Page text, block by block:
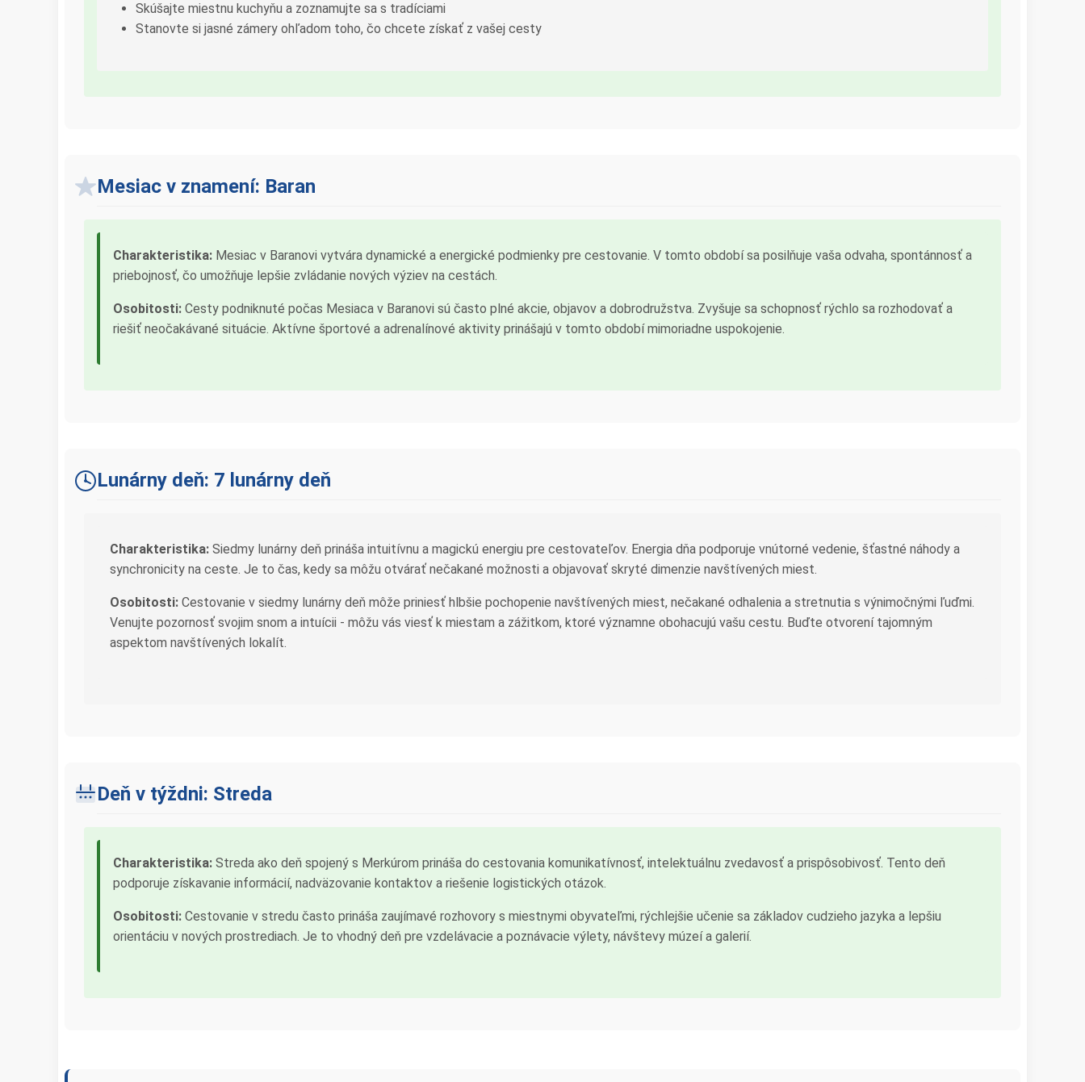
Skúšajte miestnu kuchyňu a zoznamujte sa s tradíciami
Stanovte si jasné zámery ohľadom toho, čo chcete získať z vašej cesty
Mesiac v znamení: Baran
Charakteristika: Mesiac v Baranovi vytvára dynamické a energické podmienky pre cestovanie. V tomto období sa posilňuje vaša odvaha, spontánnosť a
priebojnosť, čo umožňuje lepšie zvládanie nových výziev na cestách.
Osobitosti: Cesty podniknuté počas Mesiaca v Baranovi sú často plné akcie, objavov a dobrodružstva. Zvyšuje sa schopnosť rýchlo sa rozhodovať a
riešiť neočakávané situácie. Aktívne športové a adrenalínové aktivity prinášajú v tomto období mimoriadne uspokojenie.
Lunárny deň: 7 lunárny deň
Charakteristika: Siedmy lunárny deň prináša intuitívnu a magickú energiu pre cestovateľov. Energia dňa podporuje vnútorné vedenie, šťastné náhody a
synchronicity na ceste. Je to čas, kedy sa môžu otvárať nečakané možnosti a objavovať skryté dimenzie navštívených miest.
Osobitosti: Cestovanie v siedmy lunárny deň môže priniesť hlbšie pochopenie navštívených miest, nečakané odhalenia a stretnutia s výnimočnými ľuďmi.
Venujte pozornosť svojim snom a intuícii - môžu vás viesť k miestam a zážitkom, ktoré významne obohacujú vašu cestu. Buďte otvorení tajomným
aspektom navštívených lokalít.
Deň v týždni: Streda
Charakteristika: Streda ako deň spojený s Merkúrom prináša do cestovania komunikatívnosť, intelektuálnu zvedavosť a prispôsobivosť. Tento deň
podporuje získavanie informácií, nadväzovanie kontaktov a riešenie logistických otázok.
Osobitosti: Cestovanie v stredu často prináša zaujímavé rozhovory s miestnymi obyvateľmi, rýchlejšie učenie sa základov cudzieho jazyka a lepšiu
orientáciu v nových prostrediach. Je to vhodný deň pre vzdelávacie a poznávacie výlety, návštevy múzeí a galerií.